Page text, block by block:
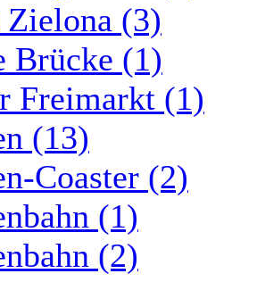
Zielona (3)
Brücke (1)
Freimarkt (1)
(13)
Coaster (2)
(1)
(2)